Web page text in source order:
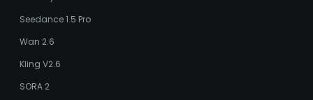
Seedance 1.5 Pro
Wan 2.6
Kling V2.6
SORA 2